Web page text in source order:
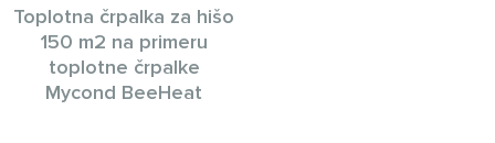
Toplotna črpalka za hišo
150 m2 na primeru
toplotne črpalke
Mycond BeeHeat